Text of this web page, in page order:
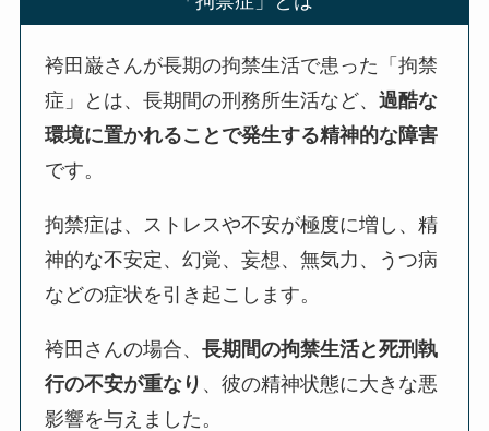
袴田巌さんが長期の拘禁生活で患った「拘禁
症」とは、長期間の刑務所生活など、過酷な
環境に置かれることで発生する精神的な障害
です。
拘禁症は、ストレスや不安が極度に増し、精
神的な不安定、幻覚、妄想、無気力、うつ病
などの症状を引き起こします。
袴田さんの場合、長期間の拘禁生活と死刑執
行の不安が重なり 、彼の精神状態に大きな悪
影響を与えました。